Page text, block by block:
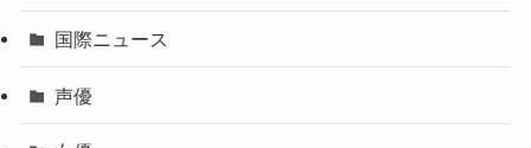
国際ニュース
声優